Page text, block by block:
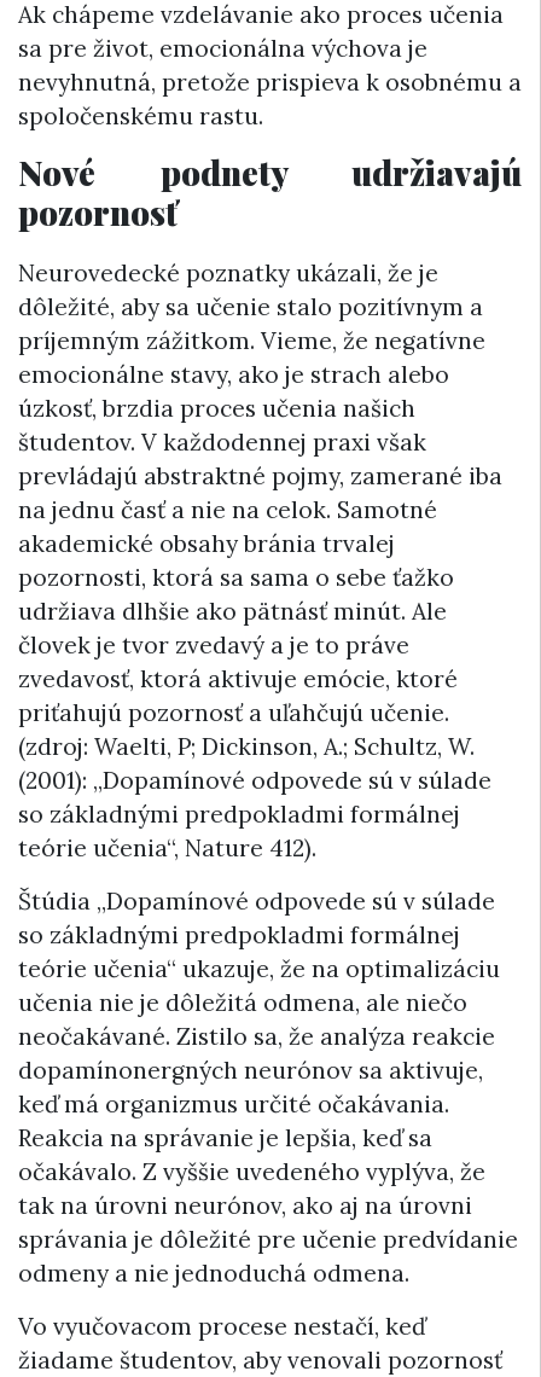
Ak chápeme vzdelávanie ako proces učenia
sa pre život, emocionálna výchova je
nevyhnutná, pretože prispieva k osobnému a
spoločenskému rastu.
Nové podnety udržiavajú
pozornosť
Neurovedecké poznatky ukázali, že je
dôležité, aby sa učenie stalo pozitívnym a
príjemným zážitkom. Vieme, že negatívne
emocionálne stavy, ako je strach alebo
úzkosť, brzdia proces učenia našich
študentov. V každodennej praxi však
prevládajú abstraktné pojmy, zamerané iba
na jednu časť a nie na celok. Samotné
akademické obsahy bránia trvalej
pozornosti, ktorá sa sama o sebe ťažko
udržiava dlhšie ako pätnásť minút. Ale
človek je tvor zvedavý a je to práve
zvedavosť, ktorá aktivuje emócie, ktoré
priťahujú pozornosť a uľahčujú učenie.
(zdroj: Waelti, P; Dickinson, A.; Schultz, W.
(2001): „Dopamínové odpovede sú v súlade
so základnými predpokladmi formálnej
teórie učenia“, Nature 412).
Štúdia „Dopamínové odpovede sú v súlade
so základnými predpokladmi formálnej
teórie učenia“ ukazuje, že na optimalizáciu
učenia nie je dôležitá odmena, ale niečo
neočakávané. Zistilo sa, že analýza reakcie
dopamínonergných neurónov sa aktivuje,
keď má organizmus určité očakávania.
Reakcia na správanie je lepšia, keď sa
očakávalo. Z vyššie uvedeného vyplýva, že
tak na úrovni neurónov, ako aj na úrovni
správania je dôležité pre učenie predvídanie
odmeny a nie jednoduchá odmena.
Vo vyučovacom procese nestačí, keď
žiadame študentov, aby venovali pozornosť